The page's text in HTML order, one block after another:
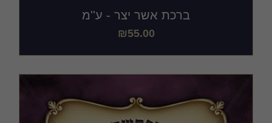
ברכת אשר יצר - ע''מ
₪55.00